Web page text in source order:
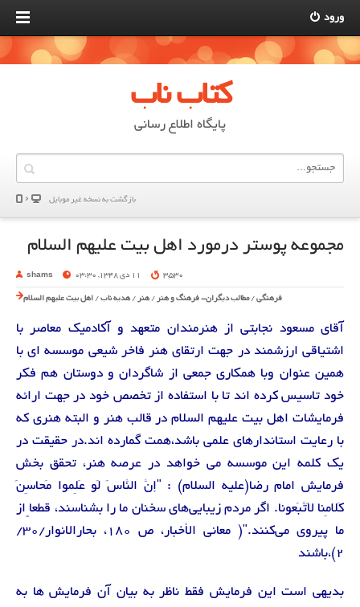
ورود
کتاب ناب
پایگاه اطلاع رسانی
بازگشت به نسخه غير موبایل
مجموعه پوستر درمورد اهل بیت علیهم السلام
shams 11 دی 1348, 03:30 3,530
فرهنگی /مطالب دیگران- فرهنگ و هنر / هنر / هدیه ناب / اهل بیت علیهم السلام
آقای مسعود نجابتی از هنرمندان متعهد و آکادمیک معاصر با
اشتیاقی ارزشمند در جهت ارتقای هنر فاخر شیعی موسسه ای با
همین عنوان وبا همکاری جمعی از شاگردان و دوستان هم فکر
خود تاسیس کرده اند تا با استفاده از تخصص خود در جهت ارائه
فرمایشات اهل بیت علیهم السلام در قالب هنر و البته هنری که
با رعایت استاندارهای علمی باشد،همت گمارده اند.در حقیقت در
یک کلمه این موسسه می خواهد در عرصه هنر، تحقق بخش
فرمایش امام رضا(علیه السلام) : "إنَّ النّاسََ لَو عَلِموا مَحاسِنَ
کَلامِنا لَاتَّبَعونا. اگر مردم زیبایی‌های سخنان ما را بشناسند، قطعاً از
ما پیروی می‌کنند."( معانی الأخبار، ص 180، بحارالانوار/30/
2)،باشند
بدیهی است این فرمایش فقط ناظر به بیان آن فرمایش ها به